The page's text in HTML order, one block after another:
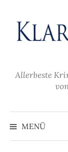
Inhalt
überspringen
Allerbeste
MENÜ